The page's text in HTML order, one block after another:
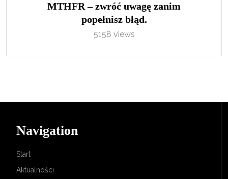
MTHFR – zwróć uwagę zanim
popełnisz błąd.
5158 views
Navigation
Start
Aktualności